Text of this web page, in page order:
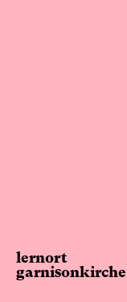
lernort
garnisonkirche